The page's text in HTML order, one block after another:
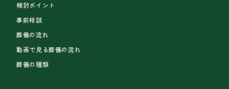
検討ポイント
事前相談
葬儀の流れ
動画で見る葬儀の流れ
葬儀の種類